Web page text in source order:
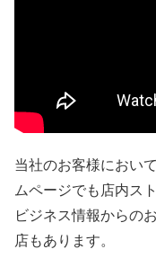
当社のお客様におい
ムページでも店内ス
ビジネス情報からの
店もあります。